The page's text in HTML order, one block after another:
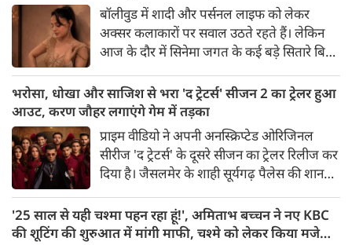
बॉलीवुड में शादी और पर्सनल लाइफ को लेकर
अक्सर कलाकारों पर सवाल उठते रहते हैं। लेकिन
आज के दौर में सिनेमा जगत के कई बड़े सितारे बिना
सलमान खान, तबू और सुष्मिता सेन जैसी हस्तियों के
बाद अब 'गदर' फेम अभिनेत्री अमीषा पटेल ने भी
अपने सिंगल स्टेटस पर ऐसी बात कही है, जो सोशल
मीडिया पर चर्चा का विषय बन गई है।
भरोसा, धोखा और साजिश से भरा 'द ट्रेटर्स' सीजन 2 का ट्रेलर हुआ
आउट, करण जौहर लगाएंगे गेम में तड़का
प्राइम वीडियो ने अपनी अनस्क्रिप्टेड ओरिजिनल
सीरीज 'द ट्रेटर्स' के दूसरे सीजन का ट्रेलर रिलीज कर
दिया है। जैसलमेर के शाही सूर्यगढ़ पैलेस की शानदार
बार फिर इस रियलिटी सीरीज के मास्टरमाइंड के तौर
पर वापसी कर रहे हैं, जहां भरोसा एक लग्जरी है,
'25 साल से यही चश्मा पहन रहा हूं!', अमिताभ बच्चन ने नए KBC
की शूटिंग की शुरुआत में मांगी माफी, चश्मे को लेकर किया मजेदार